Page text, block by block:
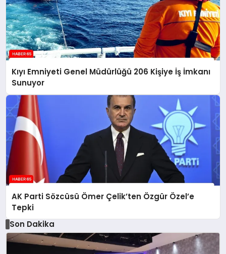
Kıyı Emniyeti Genel Müdürlüğü 206 Kişiye İş İmkanı
Sunuyor
AK Parti Sözcüsü Ömer Çelik’ten Özgür Özel’e
Tepki
Son Dakika